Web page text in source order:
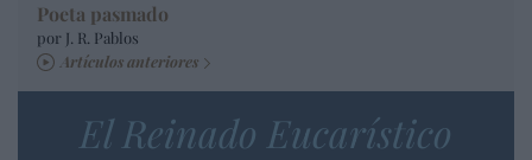
Poeta pasmado
por J. R. Pablos
Artículos anteriores
El Reinado Eucarístico